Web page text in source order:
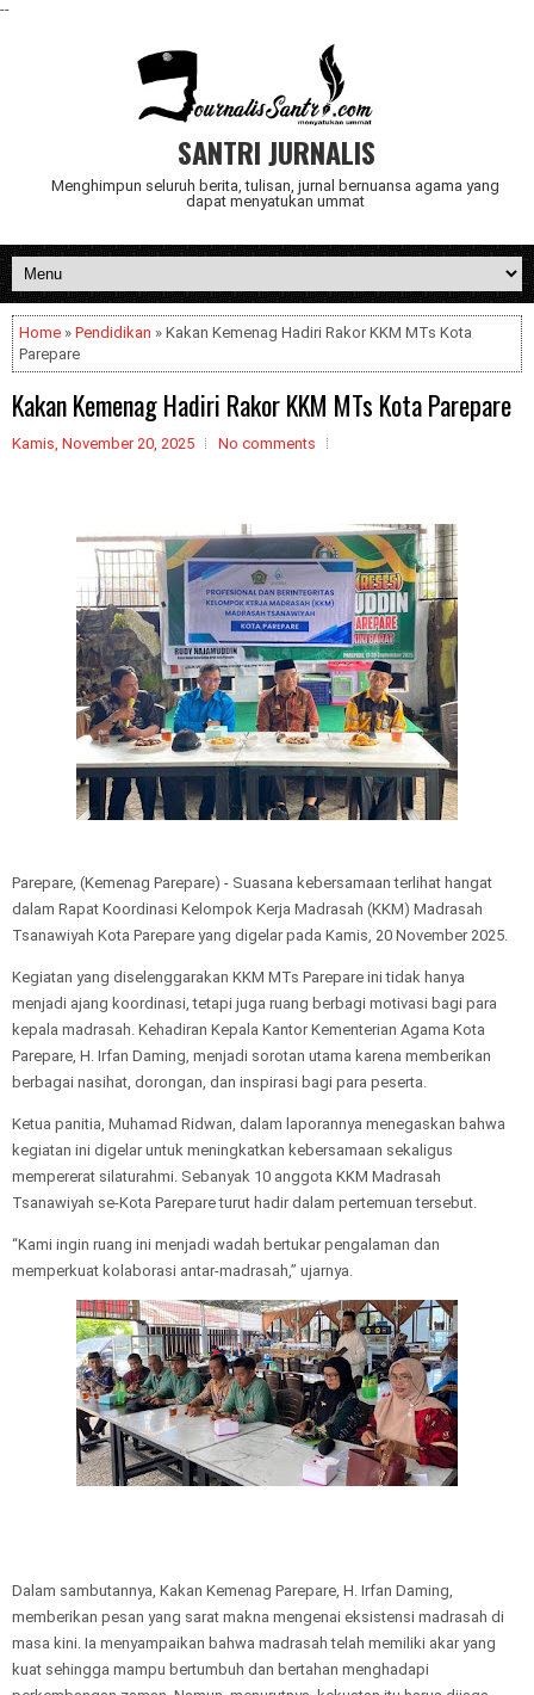
--
SANTRI JURNALIS
Menghimpun seluruh berita, tulisan, jurnal bernuansa agama yang
dapat menyatukan ummat
Home » Pendidikan » Kakan Kemenag Hadiri Rakor KKM MTs Kota
Parepare
Kakan Kemenag Hadiri Rakor KKM MTs Kota Parepare
Kamis, November 20, 2025 No comments
Parepare, (Kemenag Parepare) - Suasana kebersamaan terlihat hangat
dalam Rapat Koordinasi Kelompok Kerja Madrasah (KKM) Madrasah
Tsanawiyah Kota Parepare yang digelar pada Kamis, 20 November 2025.
Kegiatan yang diselenggarakan KKM MTs Parepare ini tidak hanya
menjadi ajang koordinasi, tetapi juga ruang berbagi motivasi bagi para
kepala madrasah. Kehadiran Kepala Kantor Kementerian Agama Kota
Parepare, H. Irfan Daming, menjadi sorotan utama karena memberikan
berbagai nasihat, dorongan, dan inspirasi bagi para peserta.
Ketua panitia, Muhamad Ridwan, dalam laporannya menegaskan bahwa
kegiatan ini digelar untuk meningkatkan kebersamaan sekaligus
mempererat silaturahmi. Sebanyak 10 anggota KKM Madrasah
Tsanawiyah se-Kota Parepare turut hadir dalam pertemuan tersebut.
“Kami ingin ruang ini menjadi wadah bertukar pengalaman dan
memperkuat kolaborasi antar-madrasah,” ujarnya.
Dalam sambutannya, Kakan Kemenag Parepare, H. Irfan Daming,
memberikan pesan yang sarat makna mengenai eksistensi madrasah di
masa kini. Ia menyampaikan bahwa madrasah telah memiliki akar yang
kuat sehingga mampu bertumbuh dan bertahan menghadapi